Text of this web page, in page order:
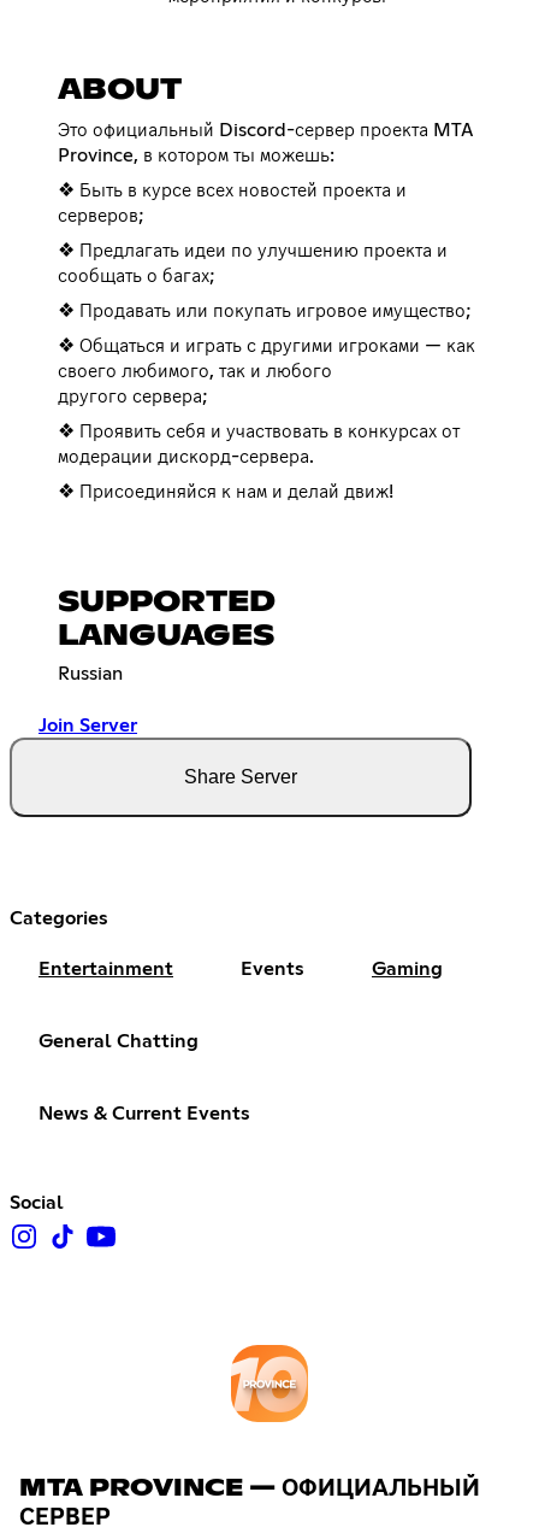
ABOUT
Это официальный Discord-сервер проекта MTA
Province, в котором ты можешь:
❖ Быть в курсе всех новостей проекта и
серверов;
❖ Предлагать идеи по улучшению проекта и
сообщать о багах;
❖ Продавать или покупать игровое имущество;
❖ Общаться и играть с другими игроками — как
своего любимого, так и любого
другого сервера;
❖ Проявить себя и участвовать в конкурсах от
модерации дискорд-сервера.
❖ Присоединяйся к нам и делай движ!
SUPPORTED
LANGUAGES
Russian
Join Server
Share Server
Categories
Entertainment Events Gaming
General Chatting
News & Current Events
Social
MTA PROVINCE — ОФИЦИАЛЬНЫЙ
СЕРВЕР